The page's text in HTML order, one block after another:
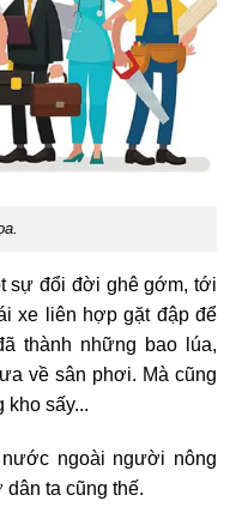
sự đổi đời ghê gớm, tới
xe liên hợp gặt đập để
thành những bao lúa,
về sân phơi. Mà cũng
kho sấy...
ngoài người nông
ta cũng thế.